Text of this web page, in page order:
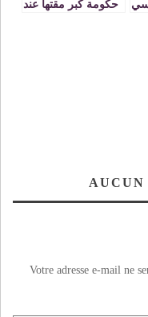
حكومة كبر مقتها عند
Votre adresse e-mail ne